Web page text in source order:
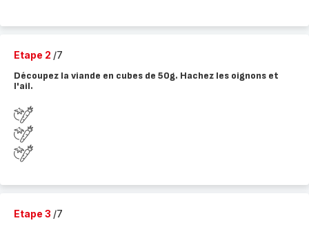
Etape 2 /7
Découpez la viande en cubes de 50g. Hachez les oignons et
l'ail.
Etape 3 /7